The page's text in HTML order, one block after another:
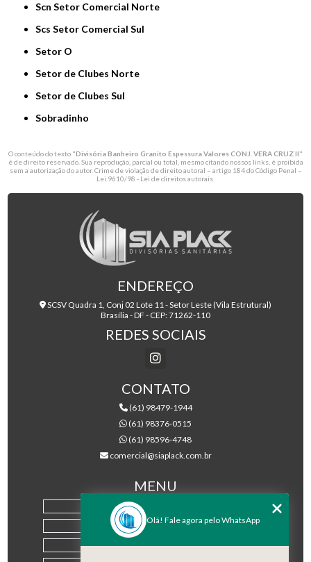
Scn Setor Comercial Norte
Scs Setor Comercial Sul
Setor O
Setor de Clubes Norte
Setor de Clubes Sul
Sobradinho
O conteúdo do texto "Divisória Banheiro Granito Espessura Valores CONJ. VERA CRUZ II"
é de direito reservado. Sua reprodução, parcial ou total, mesmo citando nossos links, é proibida
sem a autorização do autor. Crime de violação de direito autoral – artigo 184 do Código Penal –
Lei 9610/98 - Lei de direitos autorais
ENDEREÇO
SCSV Quadra 1, Conj 02 Lote 11 - Setor Leste (Vila Estrutural)
Brasília - DF - CEP: 71262-110
REDES SOCIAIS
CONTATO
(61) 98479-1944
(61) 98376-0515
(61) 98596-4748
comercial@siaplack.com.br
MENU
EMPRESA
PRODUTOS
Olá! Fale agora pelo WhatsApp